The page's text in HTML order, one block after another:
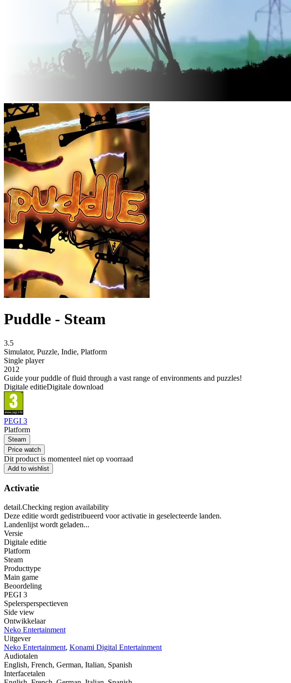
Puddle - Steam
3.5
Simulator, Puzzle, Indie, Platform
Single player
2012
Guide your puddle of fluid through a vast range of environments and puzzles!
Digitale editieDigitale download
PEGI 3
Platform
Steam
Price watch
Dit product is momenteel niet op voorraad
Add to wishlist
Activatie
detail.Checking region availability
Deze editie wordt gedistribueerd voor activatie in geselecteerde landen.
Landenlijst wordt geladen...
Versie
Digitale editie
Platform
Steam
Producttype
Main game
Beoordeling
PEGI 3
Spelersperspectieven
Side view
Ontwikkelaar
Neko Entertainment
Uitgever
Neko Entertainment, Konami Digital Entertainment
Audiotalen
English, French, German, Italian, Spanish
Interfacetalen